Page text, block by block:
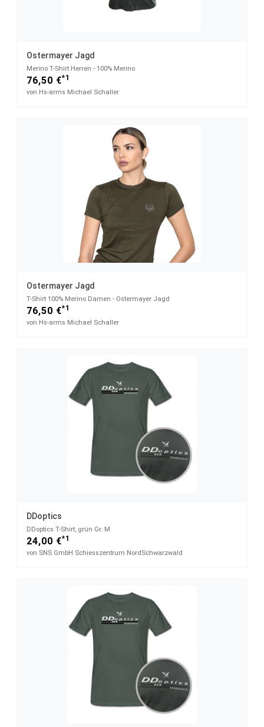
Ostermayer Jagd
Merino T-Shirt Herren - 100% Merino
76,50 €*1
von Hs-arms Michael Schaller
Ostermayer Jagd
T-Shirt 100% Merino Damen - Ostermayer Jagd
76,50 €*1
von Hs-arms Michael Schaller
DDoptics
DDoptics T-Shirt, grün Gr. M
24,00 €*1
von SNS GmbH Schiesszentrum NordSchwarzwald